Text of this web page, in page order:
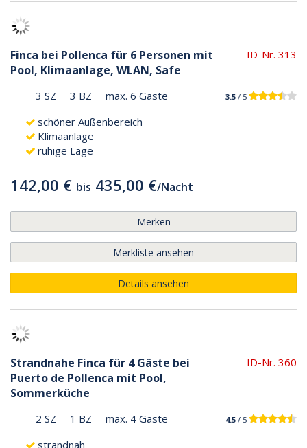
Finca bei Pollenca für 6 Personen mit
Pool, Klimaanlage, WLAN, Safe
ID-Nr. 313
3 SZ 3 BZ max. 6 Gäste 3.5 / 5
schöner Außenbereich
Klimaanlage
ruhige Lage
142,00 € bis 435,00 €/Nacht
Merken
Merkliste ansehen
Details ansehen
Strandnahe Finca für 4 Gäste bei
Puerto de Pollenca mit Pool,
Sommerküche
ID-Nr. 360
2 SZ 1 BZ max. 4 Gäste 4.5 / 5
strandnah